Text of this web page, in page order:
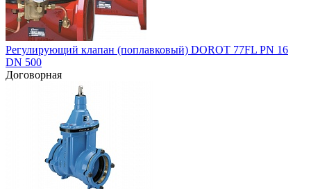
Регулирующий клапан (поплавковый) DOROT 77FL PN 16
DN 500
Договорная